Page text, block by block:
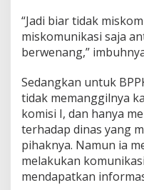
“Jadi biar tidak
miskomunikasi saja
berwenang,”
Sedangkan untuk
tidak memanggilnya
komisi I, dan hanya
terhadap dinas yang
pihaknya. Namun ia
melakukan
mendapatkan